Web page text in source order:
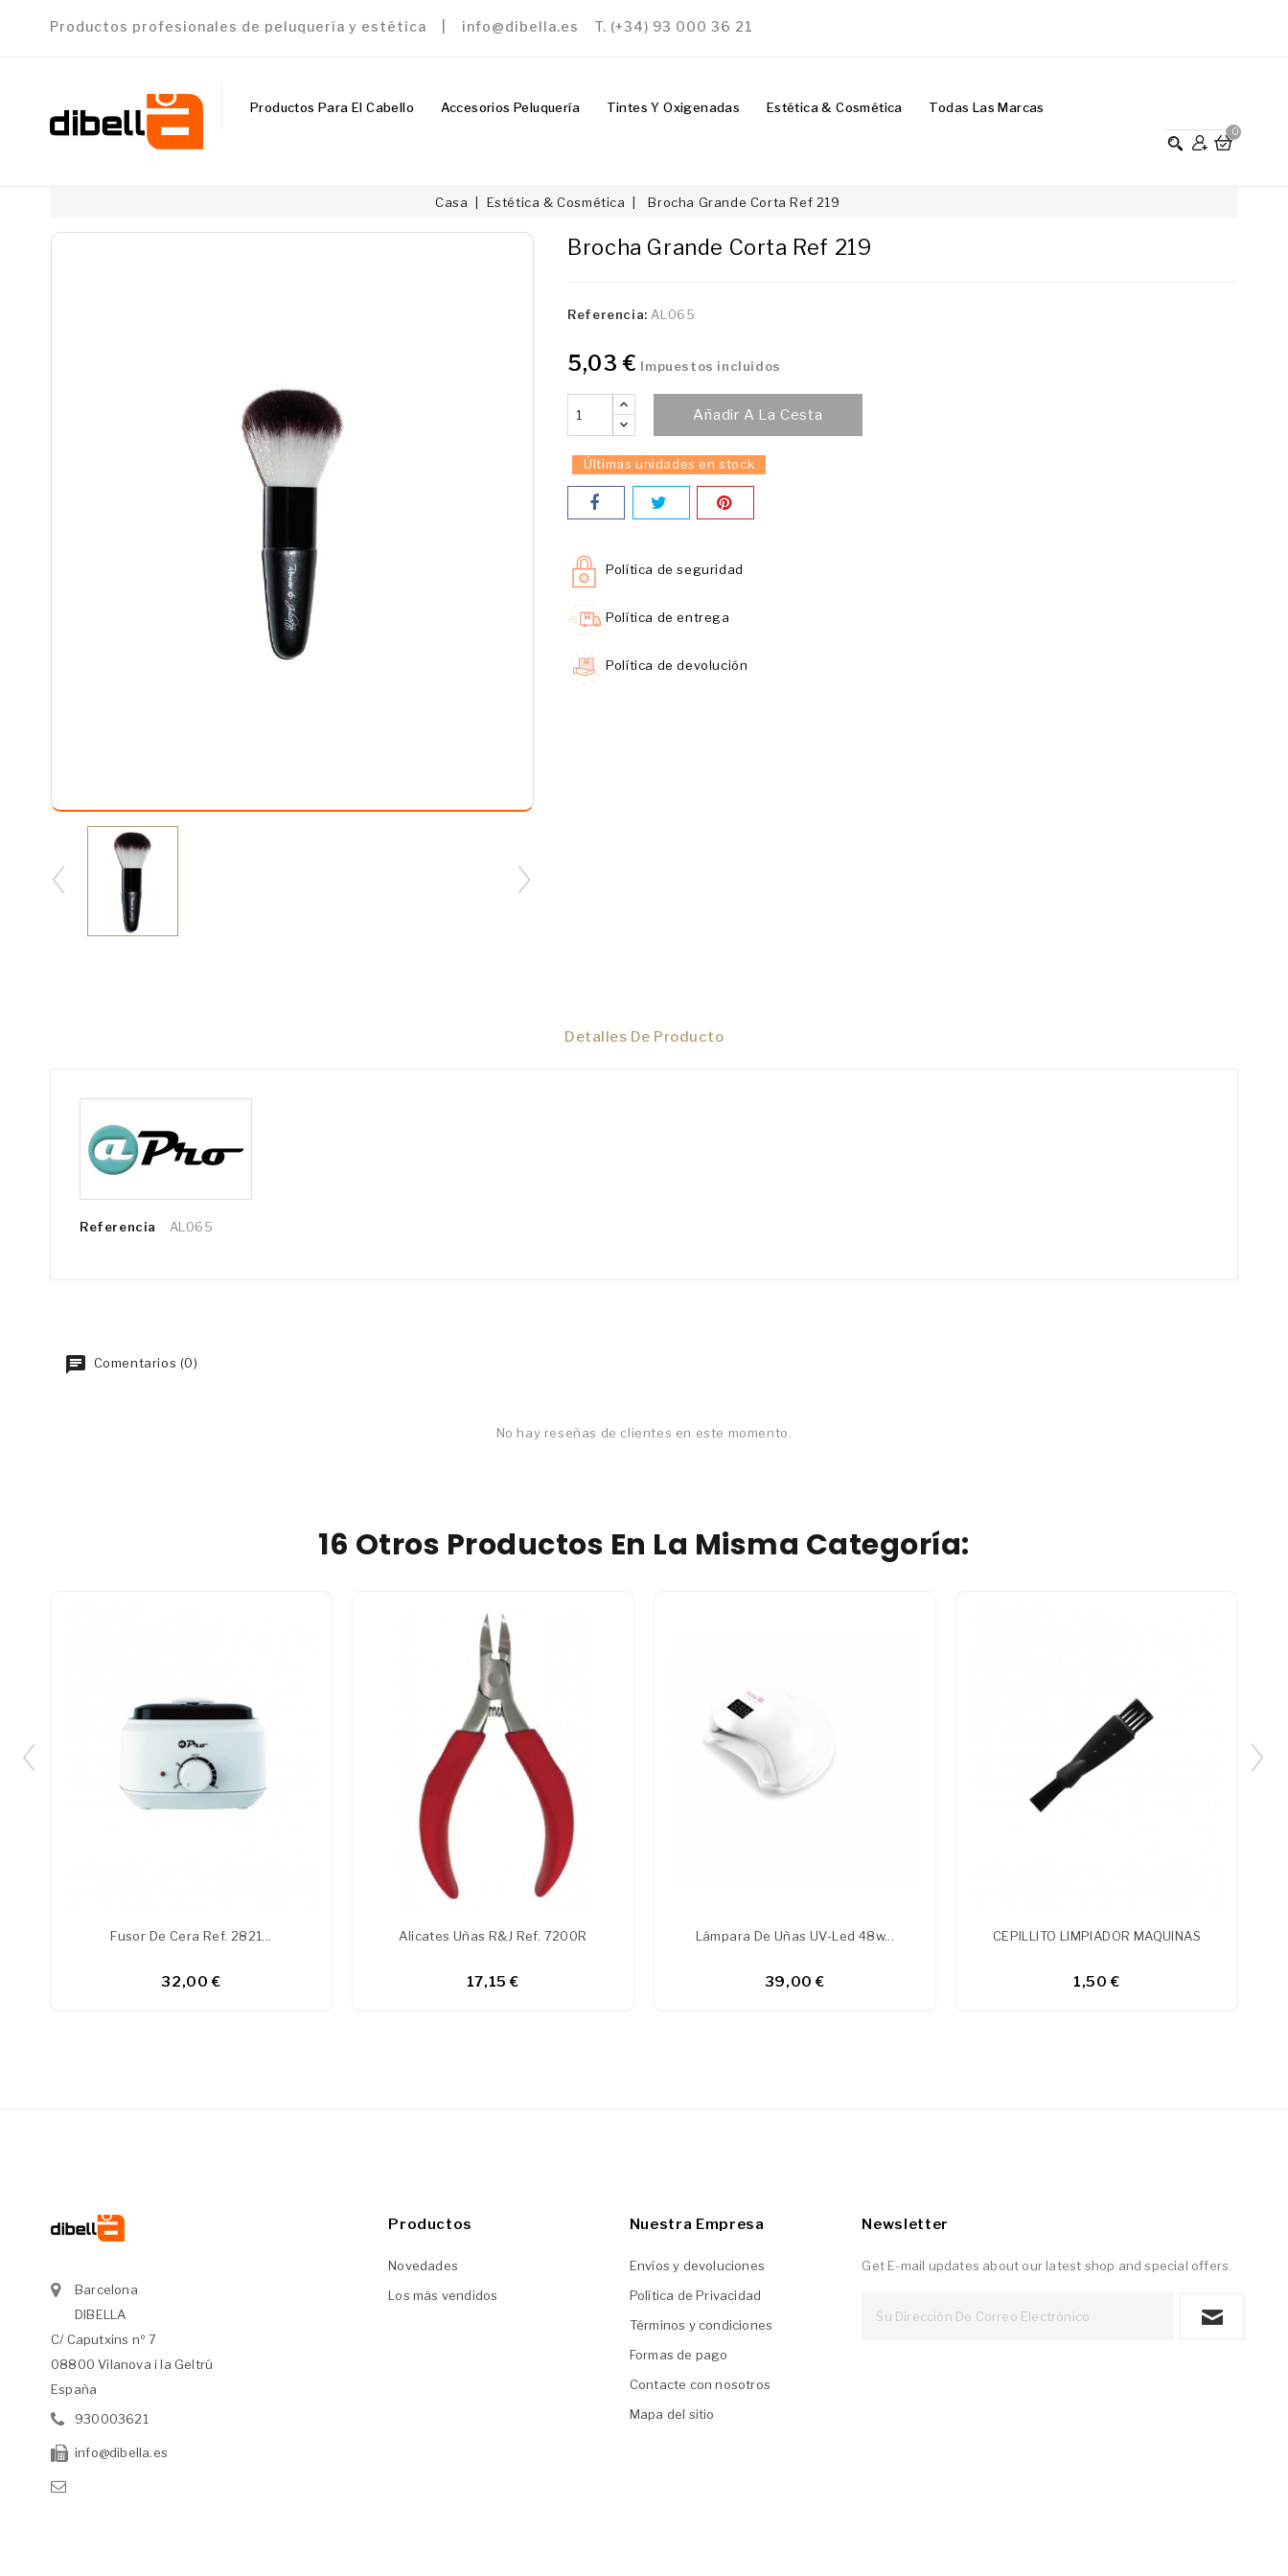
Productos profesionales de peluquería y estética | info@dibella.es T. (+34) 93 000 36 21
0
Productos Para El Cabello Accesorios Peluquería Tintes Y Oxigenadas Estética & Cosmética Todas Las Marcas
Casa Estética & Cosmética Brocha Grande Corta Ref 219
Brocha Grande Corta Ref 219
Referencia: AL065
5,03 € Impuestos incluidos
Añadir A La Cesta
Últimas unidades en stock
Política de seguridad
Política de entrega
Política de devolución
Detalles De Producto
Referencia AL065
Comentarios (0)
No hay reseñas de clientes en este momento.
16 Otros Productos En La Misma Categoría:
Fusor De Cera Ref. 2821...
32,00 €
Alicates Uñas R&J Ref. 7200R
17,15 €
Lámpara De Uñas UV-Led 48w...
39,00 €
CEPILLITO LIMPIADOR MAQUINAS
1,50 €
Barcelona
DIBELLA
C/ Caputxins nº 7
08800 Vilanova i la Geltrú
España
930003621
info@dibella.es
Productos
Novedades
Los más vendidos
Nuestra Empresa
Envíos y devoluciones
Política de Privacidad
Términos y condiciones
Formas de pago
Contacte con nosotros
Mapa del sitio
Newsletter
Get E-mail updates about our latest shop and special offers.